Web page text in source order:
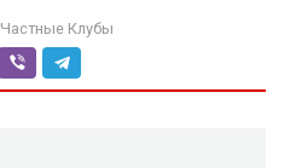
Частные Клубы